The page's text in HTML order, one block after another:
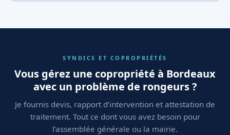
SYNDICS ET COPROPRIÉTÉS
Vous gérez une copropriété à Bordeaux
avec un problème de rongeurs ?
Je fournis devis, rapport d’intervention et attestation de
traitement. Tout ce dont vous avez besoin pour
l’assemblée générale ou la mairie.